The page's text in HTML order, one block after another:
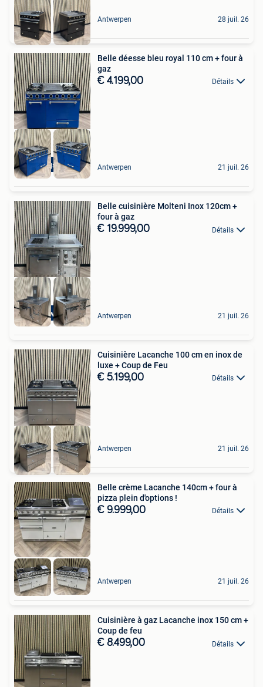
Antwerpen 28 juil. 26
Koningsblauw
Belle déesse bleu royal 110 cm + four à
gaz
€ 4.199,00 Détails
Antwerpen 21 juil. 26
Top Kwaliteit
Belle cuisinière Molteni Inox 120cm +
four à gaz
€ 19.999,00 Détails
Antwerpen 21 juil. 26
Cuisinière Lacanche 100 cm en inox de
luxe + Coup de Feu
€ 5.199,00 Détails
Antwerpen 21 juil. 26
Belle crème Lacanche 140cm + four à
pizza plein d'options !
€ 9.999,00 Détails
Antwerpen 21 juil. 26
Cuisinière à gaz Lacanche inox 150 cm +
Coup de feu
€ 8.499,00 Détails